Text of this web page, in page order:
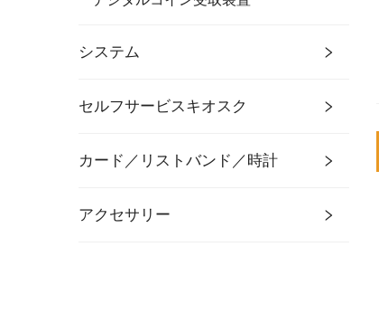
システム
セルフサービスキオスク
カード／リストバンド／時計
アクセサリー